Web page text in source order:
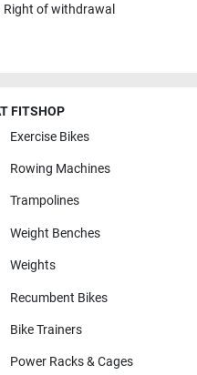
Right of withdrawal
FITSHOP
Exercise Bikes
Rowing Machines
Trampolines
Weight Benches
Weights
Recumbent Bikes
Bike Trainers
Power Racks & Cages